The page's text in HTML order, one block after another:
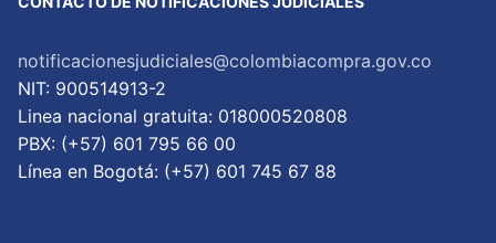
notificacionesjudiciales@colombiacompra.gov.co
NIT: 900514913-2
Linea nacional gratuita: 018000520808
PBX: (+57) 601 795 66 00
Lí­nea en Bogotá: (+57) 601 745 67 88